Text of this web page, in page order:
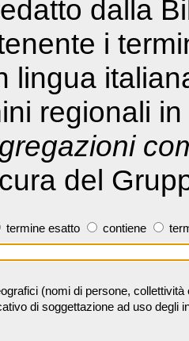
dalla
i
lingua
regionali
del
termine esatto contiene
(nomi di persone,
di soggettazione ad uso degli